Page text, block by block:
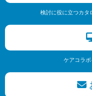
検討に役に立つカタ
ケアコラ